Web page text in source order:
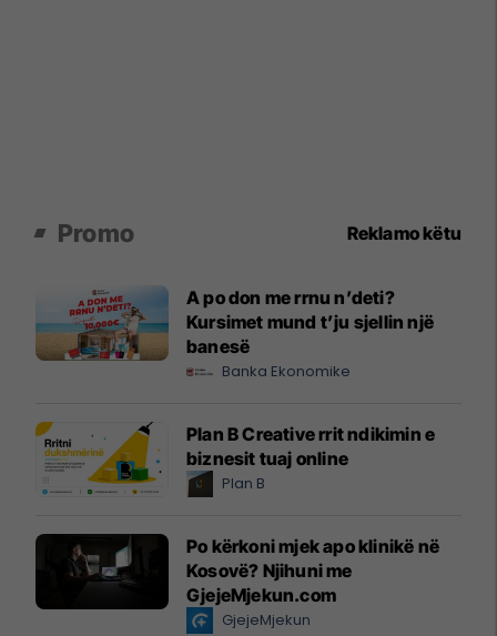
Promo Reklamo këtu
A po don me rrnu n’deti?
Kursimet mund t’ju sjellin një
banesë
Banka Ekonomike
Plan B Creative rrit ndikimin e
biznesit tuaj online
Plan B
Po kërkoni mjek apo klinikë në
Kosovë? Njihuni me
GjejeMjekun.com
GjejeMjekun